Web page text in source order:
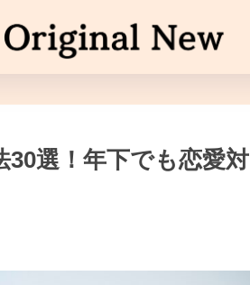
選！年下でも恋愛対